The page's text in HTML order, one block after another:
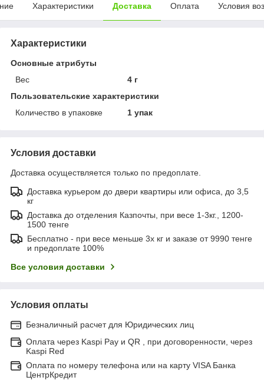
Характеристики Доставка Оплата Условия
Характеристики
Основные атрибуты
Вес
4 г
Пользовательские характеристики
Количество в упаковке
1 упак
Условия доставки
Доставка осуществляется только по предоплате.
Доставка курьером до двери квартиры или офиса, до 3,5
кг
Доставка до отделения Казпочты, при весе 1-3кг., 1200-
1500 тенге
Бесплатно - при весе меньше 3х кг и заказе от 9990 тенге
и предоплате 100%
Все условия доставки
Условия оплаты
Безналичный расчет для Юридических лиц
Оплата через Kaspi Pay и QR , при договоренности, через
Kaspi Red
Оплата по номеру телефона или на карту VISA Банка
ЦентрКредит